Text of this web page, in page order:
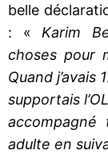
belle
: « Karim
choses pour
Quand j’avais
supportais
adulte en